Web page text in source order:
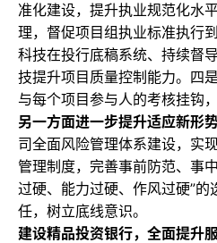
准化建设，提升执业规范化水
理，督促项目组执业标准执行
科技在投行底稿系统、持续督
技提升项目质量控制能力。四
与每个项目参与人的考核挂钩
另一方面进一步提升适应新形
司全面风险管理体系建设，实
管理制度，完善事前防范、事
过硬、能力过硬、作风过硬”
任，树立底线意识。
建设精品投资银行，全面提升